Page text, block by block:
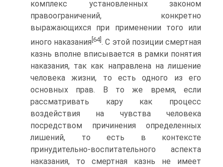
комплекс установленных законом
правоограничений, конкретно
выражающихся при применении того или
иного наказания[64]. С этой позиции смертная
казнь вполне вписывается в рамки понятия
наказания, так как направлена на лишение
человека жизни, то есть одного из его
основных прав. В то же время, если
рассматривать кару как процесс
воздействия на чувства человека
посредством причинения определенных
лишений, то есть в контексте
принудительно-воспитательного аспекта
наказания, то смертная казнь не имеет